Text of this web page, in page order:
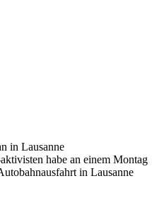
in Lausanne
habe an einem Montag
in Lausanne